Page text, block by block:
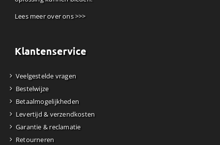
Lees meer over ons >>>
Klantenservice
Veelgestelde vragen
Bestelwijze
Betaalmogelijkheden
Levertijd & verzendkosten
Garantie & reclamatie
Retourneren